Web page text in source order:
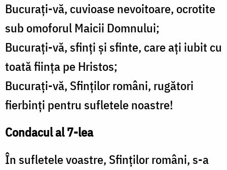
Bucuraţi-vă, cuvioase nevoitoare, ocrotite
sub omoforul Maicii Domnului;
Bucuraţi-vă, sfinţi şi sfinte, care aţi iubit cu
toată fiinţa pe Hristos;
Bucuraţi-vă, Sfinţilor români, rugători
fierbinţi pentru sufletele noastre!
Condacul al 7-lea
În sufletele voastre, Sfinţilor români, s-a